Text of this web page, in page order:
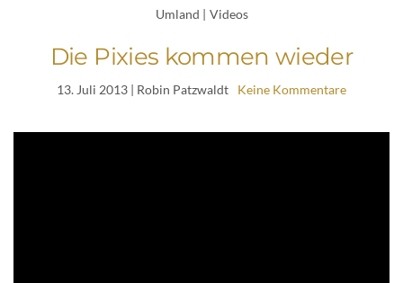
Umland | Videos
Die Pixies kommen wieder
13. Juli 2013 | Robin Patzwaldt Keine Kommentare